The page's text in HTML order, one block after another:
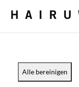
Alle bereinigen